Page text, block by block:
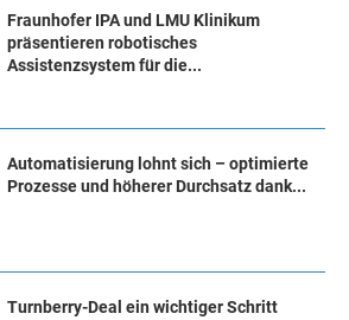
Fraunhofer IPA und LMU Klinikum
präsentieren robotisches
Assistenzsystem für die...
Automatisierung lohnt sich – optimierte
Prozesse und höherer Durchsatz dank...
Turn­ber­ry-Deal ein wich­ti­ger Schritt